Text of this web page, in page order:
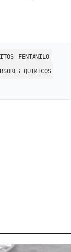
FENTANILO
QUIMICOS